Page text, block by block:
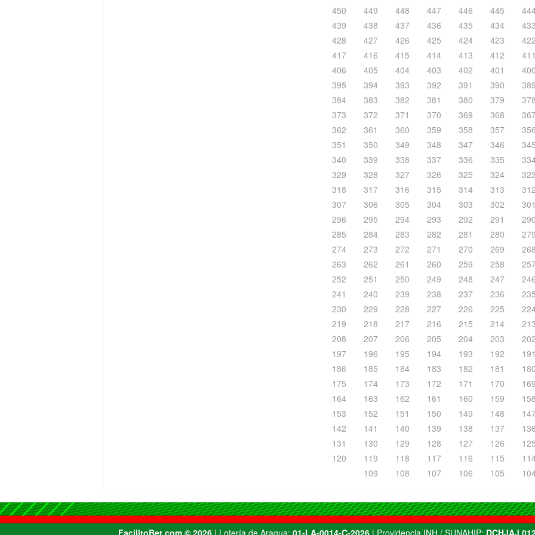
450
449 448 447 446 445
439
438 437 436 435 434
428
427 426 425 424 423
417
416 415 414 413 412
406
405 404 403 402 401
395
394 393 392 391 390
384
383 382 381 380 379
373
372 371 370 369 368
362
361 360 359 358 357
351
350 349 348 347 346
340
339 338 337 336 335
329
328 327 326 325 324
318
317 316 315 314 313
307
306 305 304 303 302
296
295 294 293 292 291
285
284 283 282 281 280
274
273 272 271 270 269
263
262 261 260 259 258
252
251 250 249 248 247
241
240 239 238 237 236
230
229 228 227 226 225
219
218 217 216 215 214
208
207 206 205 204 203
197
196 195 194 193 192
186
185 184 183 182 181
175
174 173 172 171 170
164
163 162 161 160 159
153
152 151 150 149 148
142
141 140 139 138 137
131
130 129 128 127 126
120
119 118 117 116 115
109
108 107 106 105
FacilitoBet.com ©️ 2026| Lotería de Aragua: 01-LA-0014-C-2026| Providencia INH / SUNAHIP: DCHJAJ